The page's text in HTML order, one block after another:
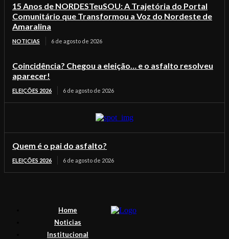
15 Anos de NORDESTeuSOU: A Trajetória do Portal
Comunitário que Transformou a Voz do Nordeste de
Amaralina
NOTICIAS 6 de agosto de 2026
Coincidência? Chegou a eleição… e o asfalto resolveu
aparecer!
ELEIÇÕES 2026 6 de agosto de 2026
Quem é o pai do asfalto?
ELEIÇÕES 2026 6 de agosto de 2026
Home
Noticias
Institucional